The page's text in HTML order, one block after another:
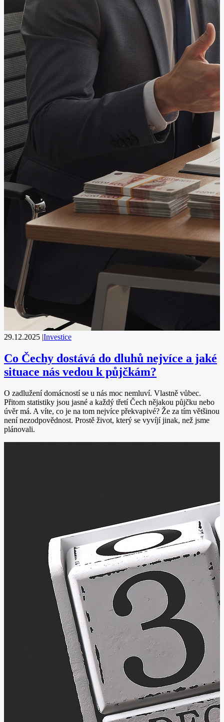
29.12.2025 |Investice
Co Čechy dostává do dluhů nejvíce a jaké
situace nás vedou k půjčkám?
O zadlužení domácností se u nás moc nemluví. Vlastně vůbec.
Přitom statistiky jsou jasné a každý třetí Čech nějakou půjčku nebo
úvěr má. A víte, co je na tom nejvíce překvapivé? Že za tím většinou
není nezodpovědnost. Prostě život, který se vyvíjí jinak, než jsme
plánovali.